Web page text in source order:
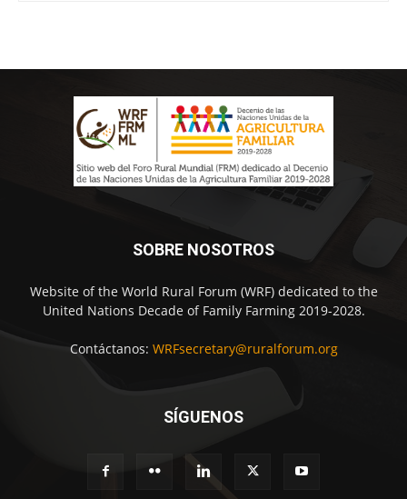
SOBRE NOSOTROS
Website of the World Rural Forum (WRF) dedicated to the
United Nations Decade of Family Farming 2019-2028.
Contáctanos: WRFsecretary@ruralforum.org
SÍGUENOS